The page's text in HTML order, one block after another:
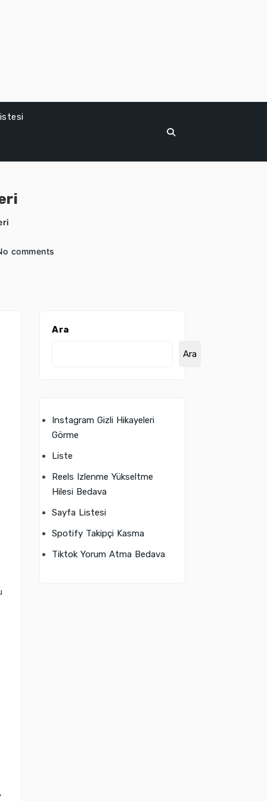
comments
Ara
Ara
Instagram Gizli Hikayeleri
Görme
Liste
Reels Izlenme Yükseltme
Hilesi Bedava
Sayfa Listesi
Spotify Takipçi Kasma
Tiktok Yorum Atma Bedava